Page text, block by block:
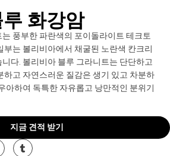
화강암
풍부한 파란색의 포이돌라이트 테크토
부는 볼리비아에서 채굴된 노란색 칸크리
다. 볼리비아 블루 그라니트는 단단하고
하고 자연스러운 질감은 생기 있고 차분하
아하여 독특한 자유롭고 낭만적인 분위기
지금 견적 받기